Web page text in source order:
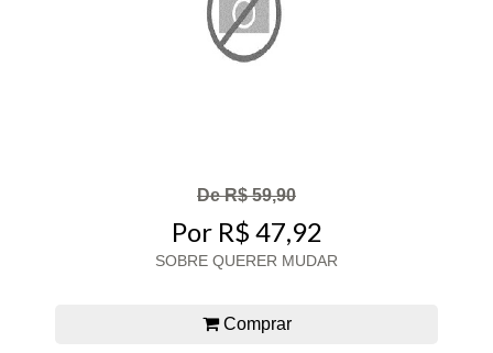
De R$ 59,90
Por R$ 47,92
SOBRE QUERER MUDAR
Comprar